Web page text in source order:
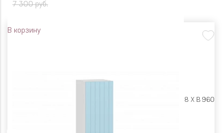
7 300 руб.
В корзину
Ш 400 X Г 318 X В 960